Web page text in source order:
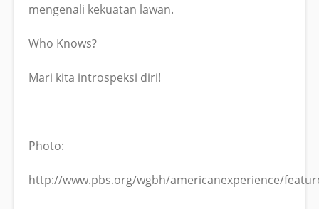
mengenali kekuatan lawan.
Who Knows?
Mari kita introspeksi diri!
Photo:
http://www.pbs.org/wgbh/americanexperience/